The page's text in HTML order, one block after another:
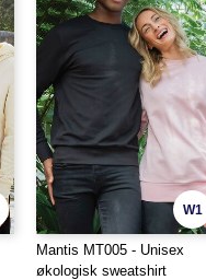
W1
Mantis MT005 - Unisex
økologisk sweatshirt